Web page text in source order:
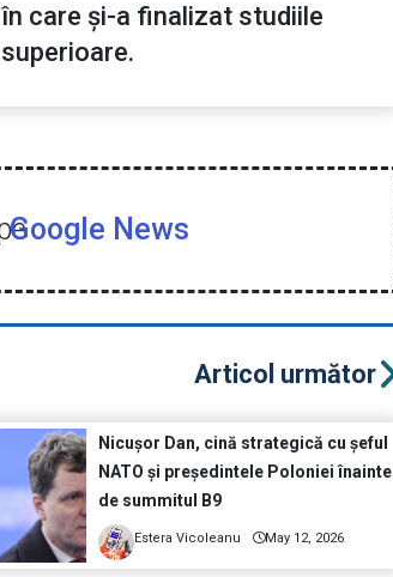
în care și-a finalizat studiile
superioare.
Google News
Articol următor
Nicușor Dan, cină strategică cu șeful
NATO și președintele Poloniei înainte
de summitul B9
Estera Vicoleanu May 12, 2026